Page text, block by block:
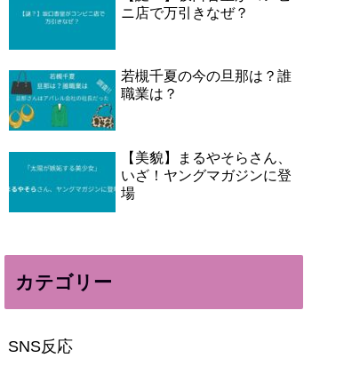
ニ店で万引きなぜ？
若槻千夏の今の旦那は？誰
職業は？
【美貌】まるやそらさん、
いざ！ヤングマガジンに登
場
カテゴリー
SNS反応